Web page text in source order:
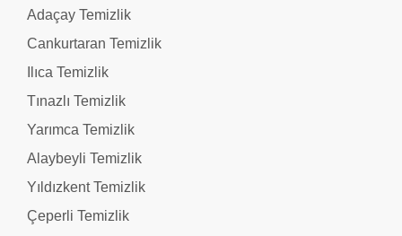
Adaçay Temizlik
Cankurtaran Temizlik
Ilıca Temizlik
Tınazlı Temizlik
Yarımca Temizlik
Alaybeyli Temizlik
Yıldızkent Temizlik
Çeperli Temizlik